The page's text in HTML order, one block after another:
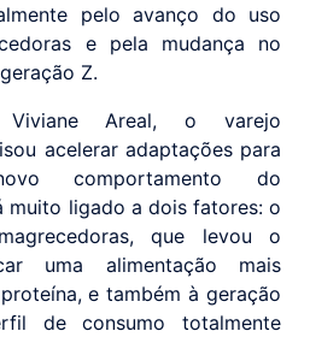
pelo avanço do uso
e pela mudança no
Z.
Areal, o varejo
acelerar adaptações para
comportamento do
muito ligado a dois fatores: o
que levou o
uma alimentação mais
e também à geração
de consumo totalmente